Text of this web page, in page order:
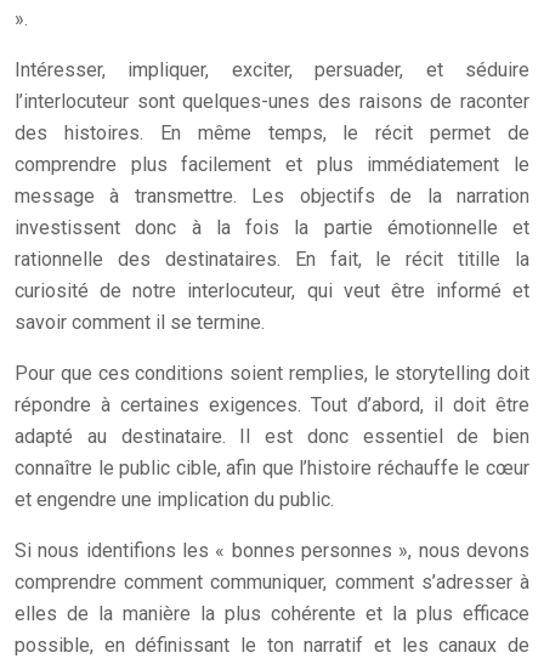
».
Intéresser, impliquer, exciter, persuader, et séduire
l’interlocuteur sont quelques-unes des raisons de raconter
des histoires. En même temps, le récit permet de
comprendre plus facilement et plus immédiatement le
message à transmettre. Les objectifs de la narration
investissent donc à la fois la partie émotionnelle et
rationnelle des destinataires. En fait, le récit titille la
curiosité de notre interlocuteur, qui veut être informé et
savoir comment il se termine.
Pour que ces conditions soient remplies, le storytelling doit
répondre à certaines exigences. Tout d’abord, il doit être
adapté au destinataire. Il est donc essentiel de bien
connaître le public cible, afin que l’histoire réchauffe le cœur
et engendre une implication du public.
Si nous identifions les « bonnes personnes », nous devons
comprendre comment communiquer, comment s’adresser à
elles de la manière la plus cohérente et la plus efficace
possible, en définissant le ton narratif et les canaux de